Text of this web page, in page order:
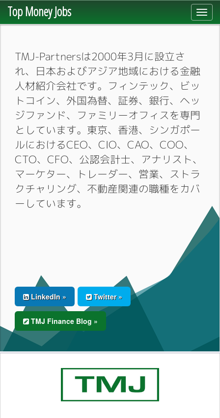
Top Money Jobs
TMJ-Partnersは2000年3月に設立さ
れ、日本およびアジア地域における金融
人材紹介会社です。フィンテック、ビッ
トコイン、外国為替、証券、銀行、ヘッ
ジファンド、ファミリーオフィスを専門
としています。東京、香港、シンガポー
ルにおけるCEO、CIO、CAO、COO、
CTO、CFO、公認会計士、アナリスト、
マーケター、トレーダー、営業、ストラ
クチャリング、不動産関連の職種をカバ
ーしています。
LinkedIn » Twitter »
TMJ Finance Blog »